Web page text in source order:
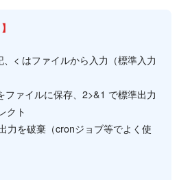
、< はファイルから入力（標準入力
ファイルに保存、2>&1 で標準出力
クト
力を破棄（cronジョブ等でよく使